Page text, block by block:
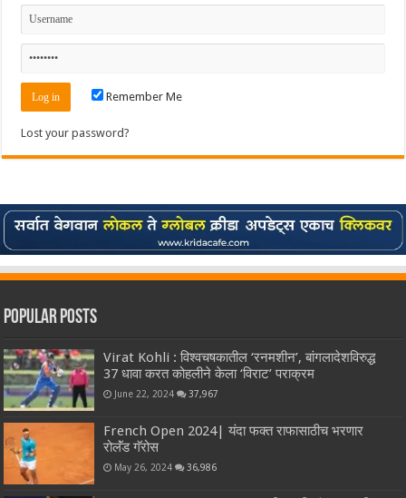
Remember Me
Lost your password?
Popular Posts
Virat Kohli : विश्वचषकातील ‘रनमशीन’, बांगलादेशविरुद्ध
37 धावा करत कोहलीने केला ‘विराट’ पराक्रम
June 22, 2024 37,967
French Open 2024| यंदा फक्त राफासाठीच भरणार
रोलॅंड गॅरोस
May 26, 2024 36,986